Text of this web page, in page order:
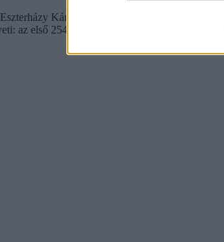
Károly Katolikus Egyetem
az első 254, a második pedig 248 ponttal.